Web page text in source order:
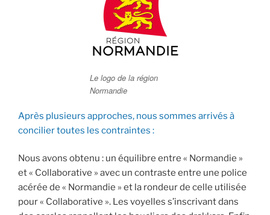
Le logo de la région
Normandie
Après plusieurs approches, nous sommes arrivés à
concilier toutes les contraintes :
Nous avons obtenu : un équilibre entre « Normandie »
et « Collaborative » avec un contraste entre une police
acérée de « Normandie » et la rondeur de celle utilisée
pour « Collaborative ». Les voyelles s’inscrivant dans